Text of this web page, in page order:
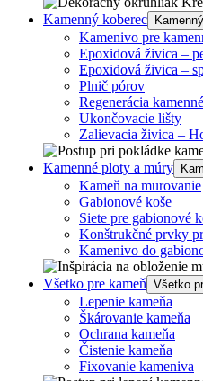
Kamenný koberec
Kamenivo pre
Epoxidová živica –
Epoxidová živica –
Plnič pórov
Regenerácia
Ukončovacie lišty
Zalievacia živica –
Kamenné ploty a múry
Kameň na murovanie
Gabionové koše
Siete pre gabionové
Konštrukčné prvky
Kamenivo do
Všetko pre kameň Všetko
Lepenie kameňa
Škárovanie kameňa
Ochrana kameňa
Čistenie kameňa
Fixovanie kameniva